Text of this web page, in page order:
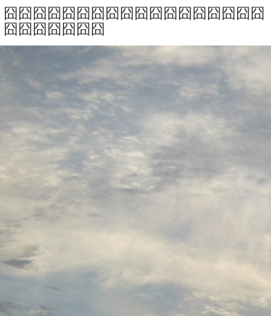
囧囧囧囧囧囧囧囧囧囧囧囧囧囧囧囧囧囧
囧囧囧囧囧囧囧